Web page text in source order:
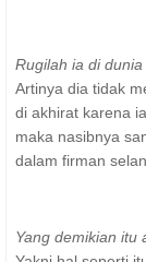
Rugilah ia di
Artinya dia tidak
di akhirat karena
maka nasibnya
dalam firman
Yang demikian itu